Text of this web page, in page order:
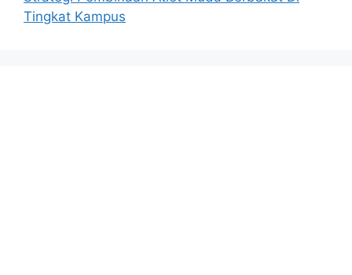
Tingkat Kampus